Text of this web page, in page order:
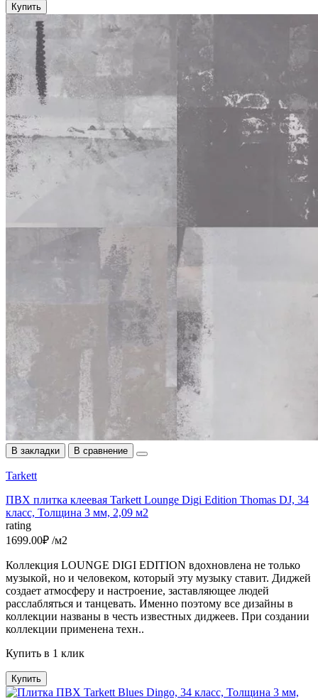
Купить
В закладки В сравнение
Tarkett
ПВХ плитка клеевая Tarkett Lounge Digi Edition Thomas DJ, 34
класс, Толщина 3 мм, 2,09 м2
rating
1699.00₽ /м2
Коллекция LOUNGE DIGI EDITION вдохновлена не только
музыкой, но и человеком, который эту музыку ставит. Диджей
создает атмосферу и настроение, заставляющее людей
расслабляться и танцевать. Именно поэтому все дизайны в
коллекции названы в честь известных диджеев. При создании
коллекции применена техн..
Купить в 1 клик
Купить